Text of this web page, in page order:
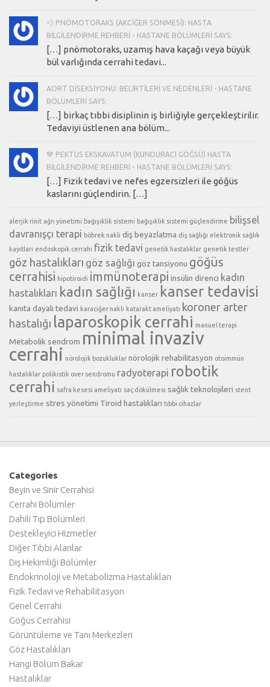
💨 PNÖMOTORAKS (AKCIĞER SÖNMESI): HASTA
BILGILENDIRME REHBERI - HASTANE BÖLÜMLERI SAYS:
[…] pnömotoraks, uzamış hava kaçağı veya büyük
bül varlığında cerrahi tedavi...
AORT DISEKSIYONU: BELIRTILERI VE NEDENLERI - HASTANE
BÖLÜMLERI SAYS:
[…] birkaç tıbbi disiplinin iş birliğiyle gerçekleştirilir.
Tedaviyi üstlenen ana bölüm...
💙 PEKTUS EKSKAVATUM (KUNDURACI GÖĞSÜ) HASTA
BILGILENDIRME REHBERI - HASTANE BÖLÜMLERI SAYS:
[…] Fizik tedavi ve nefes egzersizleri ile göğüs
kaslarını güçlendirin. […]
alerjik rinit ağrı yönetimi bağışıklık sistemi bağışıklık sistemi güçlendirme bilişsel
davranışçı terapi böbrek nakli diş beyazlatma diş sağlığı elektronik sağlık
kayıtları endoskopik cerrahi fizik tedavi genetik hastalıklar genetik testler
göz hastalıkları göz sağlığı göz tansiyonu göğüs
cerrahisi hipotiroidi immünoterapi insülin direnci kadın
hastalıkları kadın sağlığı kanser kanser tedavisi
kanıta dayalı tedavi karaciğer nakli katarakt ameliyatı koroner arter
hastalığı laparoskopik cerrahi manuel terapi
Metabolik sendrom minimal invaziv
cerrahi nörolojik bozukluklar nörolojik rehabilitasyon otoimmün
hastalıklar polikistik over sendromu radyoterapi robotik
cerrahi safra kesesi ameliyatı saç dökülmesi sağlık teknolojileri stent
yerleştirme stres yönetimi Tiroid hastalıkları tıbbi cihazlar
Categories
Beyin ve Sinir Cerrahisi
Cerrahi Bölümler
Dahili Tıp Bölümleri
Destekleyici Hizmetler
Diğer Tıbbi Alanlar
Diş Hekimliği Bölümler
Endokrinoloji ve Metabolizma Hastalıkları
Fizik Tedavi ve Rehabilitasyon
Genel Cerrahi
Göğüs Cerrahisi
Görüntüleme ve Tanı Merkezleri
Göz Hastalıkları
Hangi Bölüm Bakar
Hastalıklar